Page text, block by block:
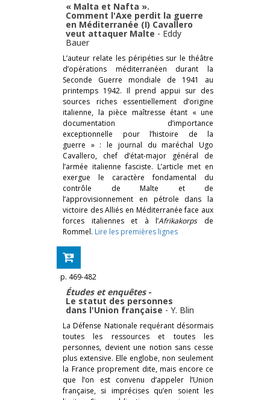
« Malta et Nafta ».
Comment l'Axe perdit la guerre
en Méditerranée (I) Cavallero
veut attaquer Malte - Eddy
Bauer
L’auteur relate les péripéties sur le théâtre
d’opérations méditerranéen durant la
Seconde Guerre mondiale de 1941 au
printemps 1942. Il prend appui sur des
sources riches essentiellement d’origine
italienne, la pièce maîtresse étant « une
documentation d’importance
exceptionnelle pour l’histoire de la
guerre » : le journal du maréchal Ugo
Cavallero, chef d’état-major général de
l’armée italienne fasciste. L’article met en
exergue le caractère fondamental du
contrôle de Malte et de
l’approvisionnement en pétrole dans la
victoire des Alliés en Méditerranée face aux
forces italiennes et à l’Afrikakorpsde
Rommel. Lire les premières lignes
p. 469-482
Études et enquêtes-
Le statut des personnes
dans l'Union française - Y. Blin
La Défense Nationale requérant désormais
toutes les ressources et toutes les
personnes, devient une notion sans cesse
plus extensive. Elle englobe, non seulement
la France proprement dite, mais encore ce
que l’on est convenu d’appeler l’Union
française, si imprécises qu’en soient les